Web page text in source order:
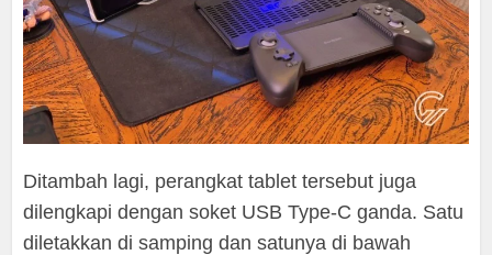
Ditambah lagi, perangkat tablet tersebut juga
dilengkapi dengan soket USB Type-C ganda. Satu
diletakkan di samping dan satunya di bawah